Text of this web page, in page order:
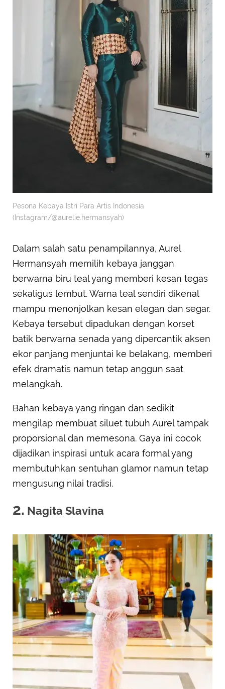
Pesona Kebaya Istri Para Artis Indonesia
(Instagram/@aurelie.hermansyah)
Dalam salah satu penampilannya, Aurel
Hermansyah memilih kebaya janggan
berwarna biru teal yang memberi kesan tegas
sekaligus lembut. Warna teal sendiri dikenal
mampu menonjolkan kesan elegan dan segar.
Kebaya tersebut dipadukan dengan korset
batik berwarna senada yang dipercantik aksen
ekor panjang menjuntai ke belakang, memberi
efek dramatis namun tetap anggun saat
melangkah.
Bahan kebaya yang ringan dan sedikit
mengilap membuat siluet tubuh Aurel tampak
proporsional dan memesona. Gaya ini cocok
dijadikan inspirasi untuk acara formal yang
membutuhkan sentuhan glamor namun tetap
mengusung nilai tradisi.
2. Nagita Slavina